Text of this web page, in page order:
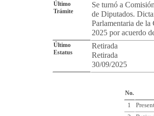
Último
Trámite
Se turnó a
de Diputados.
Parlamentaria de la
2025 por acuerdo
Último
Estatus
Retirada
Retirada
30/09/2025
No.
1